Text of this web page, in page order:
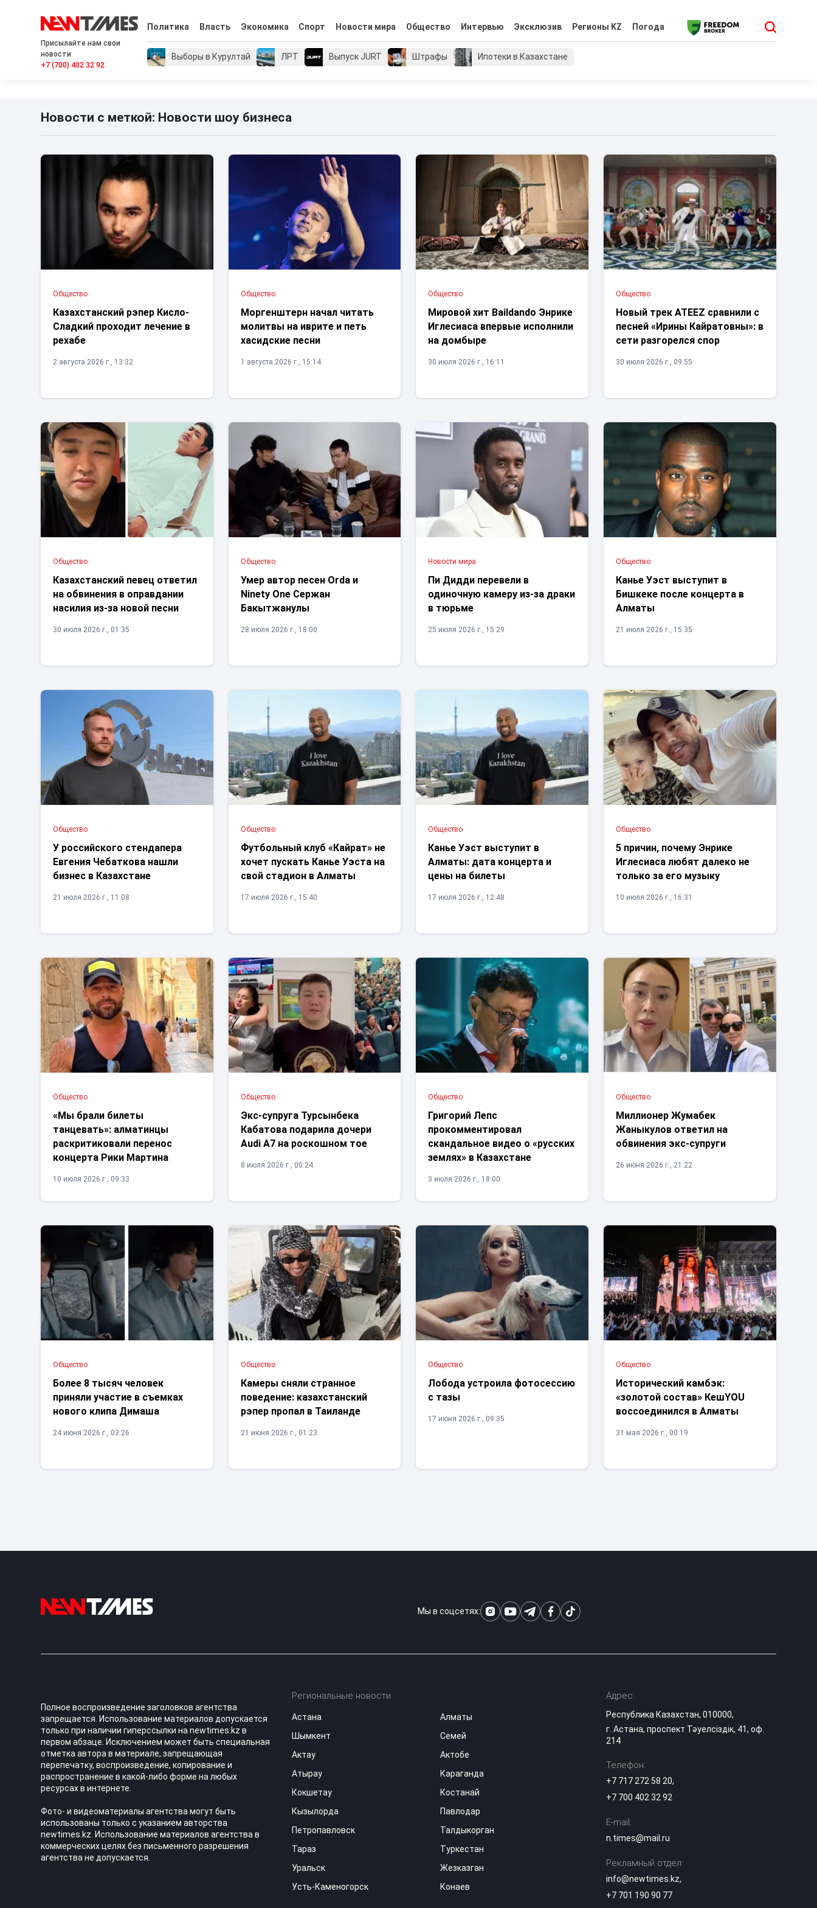
Присылайте нам свои
новости
+7 (700) 402 32 92
Политика Власть Экономика Спорт Новости мира Общество Интервью Эксклюзив Регионы KZ Погода
Выборы в Курултай ЛРТ Выпуск JURT Штрафы Ипотеки в Казахстане
Новости с меткой: Новости шоу бизнеса
Общество
Казахстанский рэпер Кисло-
Сладкий проходит лечение в
рехабе
2 августа 2026 г., 13:32
Общество
Моргенштерн начал читать
молитвы на иврите и петь
хасидские песни
1 августа 2026 г., 15:14
Общество
Мировой хит Baildando Энрике
Иглесиаса впервые исполнили
на домбыре
30 июля 2026 г., 16:11
Общество
Новый трек ATEEZ сравнили с
песней «Ирины Кайратовны»: в
сети разгорелся спор
30 июля 2026 г., 09:55
Общество
Казахстанский певец ответил
на обвинения в оправдании
насилия из-за новой песни
30 июля 2026 г., 01:35
Общество
Умер автор песен Orda и
Ninety One Сержан
Бакытжанулы
28 июля 2026 г., 18:00
Новости мира
Пи Дидди перевели в
одиночную камеру из-за драки
в тюрьме
25 июля 2026 г., 15:29
Общество
Канье Уэст выступит в
Бишкеке после концерта в
Алматы
21 июля 2026 г., 15:35
Общество
У российского стендапера
Евгения Чебаткова нашли
бизнес в Казахстане
21 июля 2026 г., 11:08
Общество
Футбольный клуб «Кайрат» не
хочет пускать Канье Уэста на
свой стадион в Алматы
17 июля 2026 г., 15:40
Общество
Канье Уэст выступит в
Алматы: дата концерта и
цены на билеты
17 июля 2026 г., 12:48
Общество
5 причин, почему Энрике
Иглесиаса любят далеко не
только за его музыку
10 июля 2026 г., 16:31
Общество
«Мы брали билеты
танцевать»: алматинцы
раскритиковали перенос
концерта Рики Мартина
10 июля 2026 г., 09:33
Общество
Экс-супруга Турсынбека
Кабатова подарила дочери
Audi A7 на роскошном тое
8 июля 2026 г., 00:24
Общество
Григорий Лепс
прокомментировал
скандальное видео о «русских
землях» в Казахстане
3 июля 2026 г., 18:00
Общество
Миллионер Жумабек
Жаныкулов ответил на
обвинения экс-супруги
26 июня 2026 г., 21:22
Общество
Более 8 тысяч человек
приняли участие в съемках
нового клипа Димаша
24 июня 2026 г., 03:26
Общество
Камеры сняли странное
поведение: казахстанский
рэпер пропал в Таиланде
21 июня 2026 г., 01:23
Общество
Лобода устроила фотосессию
с тазы
17 июня 2026 г., 09:35
Общество
Исторический камбэк:
«золотой состав» КешYOU
воссоединился в Алматы
31 мая 2026 г., 00:19
Мы в соцсетях:
Полное воспроизведение заголовков агентства
запрещается. Использование материалов допускается
только при наличии гиперссылки на newtimes.kz в
первом абзаце. Исключением может быть специальная
отметка автора в материале, запрещающая
перепечатку, воспроизведение, копирование и
распространение в какой-либо форме на любых
ресурсах в интернете.
Фото- и видеоматериалы агентства могут быть
использованы только с указанием авторства
newtimes.kz. Использование материалов агентства в
коммерческих целях без письменного разрешения
агентства не допускается.
Региональные новости
Астана
Алматы
Шымкент
Семей
Актау
Актобе
Атырау
Караганда
Кокшетау
Костанай
Кызылорда
Павлодар
Петропавловск
Талдыкорган
Тараз
Туркестан
Уральск
Жезказган
Усть-Каменогорск
Конаев
Адрес:
Республика Казахстан, 010000,
г. Астана, проспект Тәуелсіздік, 41, оф.
214
Телефон:
+7 717 272 58 20,
+7 700 402 32 92
E-mail:
n.times@mail.ru
Рекламный отдел:
info@newtimes.kz,
+7 701 190 90 77